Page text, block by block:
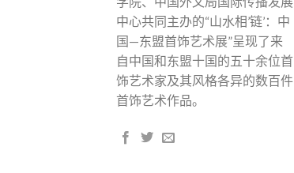
中心共同主办的“山水相’链’：中
国—东盟首饰艺术展”呈现了来
自中国和东盟十国的五十余位首
饰艺术家及其风格各异的数百件
首饰艺术作品。